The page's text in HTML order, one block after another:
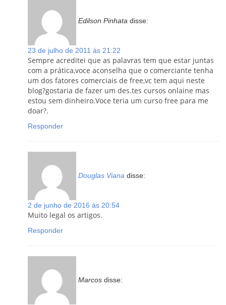
Edilson Pinhata disse:
23 de julho de 2011 às 21:22
Sempre acreditei que as palavras tem que estar juntas
com a prática,voce aconselha que o comerciante tenha
um dos fatores comerciais de free,vc tem aqui neste
blog?gostaria de fazer um des.tes cursos onlaine mas
estou sem dinheiro.Voce teria um curso free para me
doar?.
Responder
Douglas Viana disse:
2 de junho de 2016 às 20:54
Muito legal os artigos.
Responder
Marcos disse: